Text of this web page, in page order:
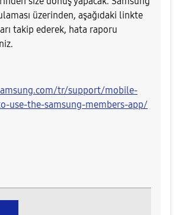
üzerinden, aşağıdaki linkte
takip ederek, hata raporu
tr/support/mobile-
use-the-samsung-members-app/